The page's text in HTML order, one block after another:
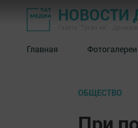
НОВОСТИ
Главная Фотогалереи
ОБЩЕСТВО
При